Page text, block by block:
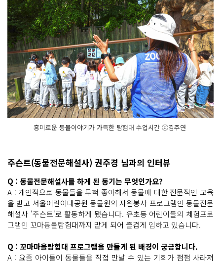
흥미로운 동물이야기가 가득한 탐험대 수업시간 ⓒ김주연 ​
주슨트(동물전문해설사) 권주경 님과의 인터뷰
Q : 동물전문해설사를 하게 된 동기는 무엇인가요?
A : 개인적으로 동물들을 무척 좋아해서 동물에 대한 전문적인 교육
을 받고 서울어린이대공원 동물원의 자원봉사 프로그램인 동물전문
해설사 '주슨트'로 활동하게 됐습니다. 유초등 어린이들의 체험프로
그램인 꼬마동물탐험대까지 맡게 되어 즐겁게 임하고 있습니다.
Q : 꼬마마을탐험대 프로그램을 만들게 된 배경이 궁금합니다.
A : 요즘 아이들이 동물들을 직접 만날 수 있는 기회가 점점 사라져